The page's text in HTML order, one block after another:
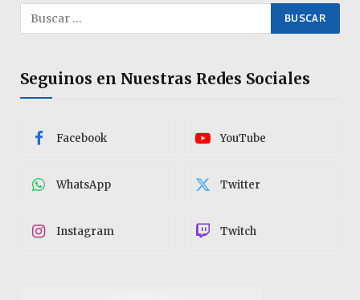
Seguinos en Nuestras Redes Sociales
Facebook YouTube
WhatsApp Twitter
Instagram Twitch